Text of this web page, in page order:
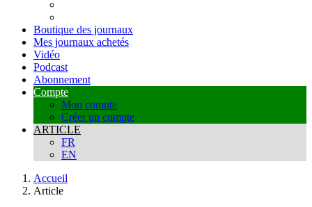
Boutique des journaux
Mes journaux achetés
Vidéo
Podcast
Abonnement
Compte
Mon compte
Créer un compte
ARTICLE
FR
EN
Accueil
Article